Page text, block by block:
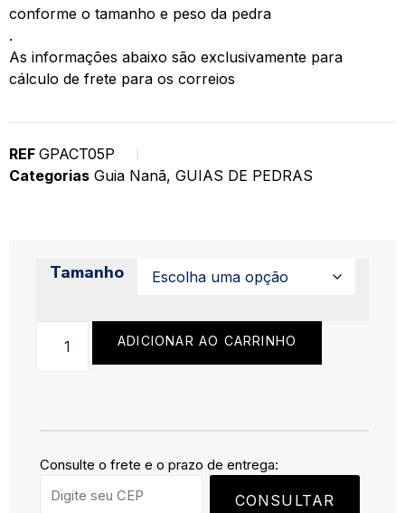
conforme o tamanho e peso da pedra
.
As informações abaixo são exclusivamente para
cálculo de frete para os correios
REF GPACT05P
Categorias Guia Nanã, GUIAS DE PEDRAS
Tamanho
ADICIONAR AO CARRINHO
Consulte o frete e o prazo de entrega:
CONSULTAR